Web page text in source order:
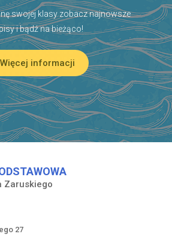
swojej klasy zobacz najnowsze
i bądź na bieżąco!
Więcej informacji
Zaruskiego
27